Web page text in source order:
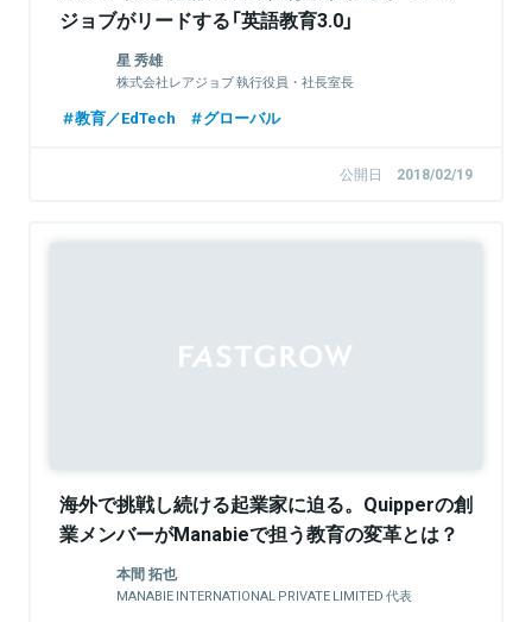
ジョブがリードする「英語教育3.0」
星 秀雄
株式会社レアジョブ 執行役員・社長室長
教育／EdTech グローバル
公開日 2018/02/19
海外で挑戦し続ける起業家に迫る。Quipperの創
業メンバーがManabieで担う教育の変革とは？
本間 拓也
MANABIE INTERNATIONAL PRIVATE LIMITED 代表